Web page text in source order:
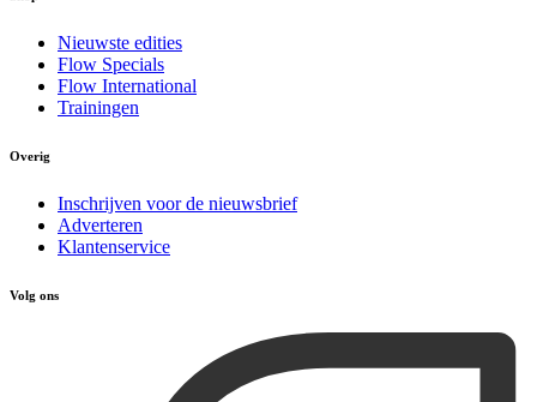
Nieuwste edities
Flow Specials
Flow International
Trainingen
Overig
Inschrijven voor de nieuwsbrief
Adverteren
Klantenservice
Volg ons